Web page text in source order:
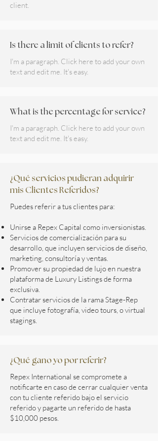
client.
Is there a limit of clients to refer?
I'm a paragraph. Click here to add your own
text and edit me. It's easy.
What is the percentage for service?
I'm a paragraph. Click here to add your own
text and edit me. It's easy.
¿Qué servicios pudieran adquirir
mis Clientes Referidos?
Puedes referir a tus clientes para:
Unirse a Repex Capital como inversionistas.
Servicios de comercialización para su
desarrollo, que incluyen servicios de diseño,
marketing, consultoría y ventas.
Promover su propiedad de lujo en nuestra
plataforma de Luxury Listings de forma
exclusiva.
Contratar servicios de la rama Stage-Rep
que incluye fotografía, video tours, o virtual
stagings.
¿Qué gano yo por referir?
Repex International se compromete a
notificarte en caso de cerrar cualquier venta
con tu cliente referido bajo el servicio
referido y pagarte un referido de hasta
$10,000 pesos.